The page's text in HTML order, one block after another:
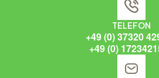
TELEFON
+49 (0) 37320
+49 (0)